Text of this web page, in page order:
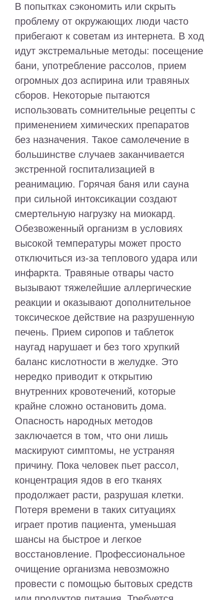
В попытках сэкономить или скрыть
проблему от окружающих люди часто
прибегают к советам из интернета. В ход
идут экстремальные методы: посещение
бани, употребление рассолов, прием
огромных доз аспирина или травяных
сборов. Некоторые пытаются
использовать сомнительные рецепты с
применением химических препаратов
без назначения. Такое самолечение в
большинстве случаев заканчивается
экстренной госпитализацией в
реанимацию. Горячая баня или сауна
при сильной интоксикации создают
смертельную нагрузку на миокард.
Обезвоженный организм в условиях
высокой температуры может просто
отключиться из-за теплового удара или
инфаркта. Травяные отвары часто
вызывают тяжелейшие аллергические
реакции и оказывают дополнительное
токсическое действие на разрушенную
печень. Прием сиропов и таблеток
наугад нарушает и без того хрупкий
баланс кислотности в желудке. Это
нередко приводит к открытию
внутренних кровотечений, которые
крайне сложно остановить дома.
Опасность народных методов
заключается в том, что они лишь
маскируют симптомы, не устраняя
причину. Пока человек пьет рассол,
концентрация ядов в его тканях
продолжает расти, разрушая клетки.
Потеря времени в таких ситуациях
играет против пациента, уменьшая
шансы на быстрое и легкое
восстановление. Профессиональное
очищение организма невозможно
провести с помощью бытовых средств